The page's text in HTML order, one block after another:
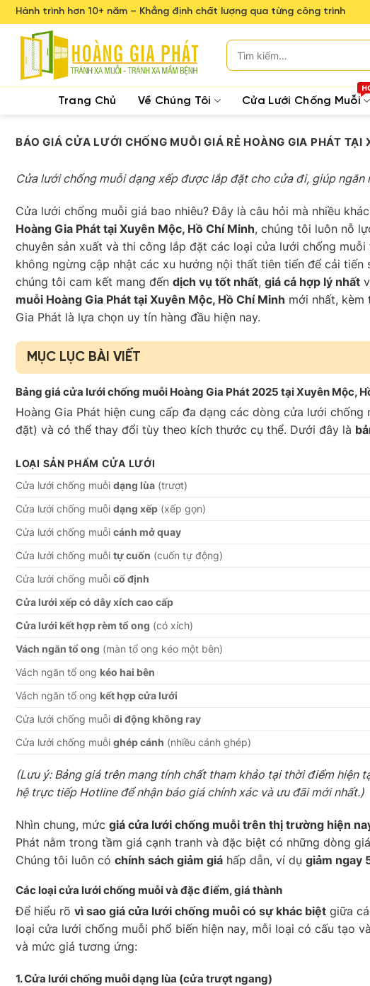
Skip
to
content
Hành trình hơn 10+ năm – Khẳng định chất lượng qua từng công trình
kiếm:
Trang Chủ Về Chúng Tôi Cửa Lưới Chống Muỗi
BÁO GIÁ CỬA LƯỚI CHỐNG MUỖI GIÁ RẺ HOÀNG GIA PHÁT TẠI
Cửa lưới chống muỗi dạng xếp được lắp đặt cho cửa đi, giúp
Cửa lưới chống muỗi giá bao nhiêu? Đây là câu hỏi mà nhiều
Hoàng Gia Phát tại Xuyên Mộc, Hồ Chí Minh, chúng tôi luôn nỗ
chuyên sản xuất và thi công lắp đặt các loại cửa lưới chống
không ngừng cập nhật các xu hướng nội thất tiên tiến để cải
chúng tôi cam kết mang đến dịch vụ tốt nhất, giá cả hợp lý nhất
muỗi Hoàng Gia Phát tại Xuyên Mộc, Hồ Chí Minh mới nhất,
Gia Phát là lựa chọn uy tín hàng đầu hiện nay.
MỤC LỤC BÀI VIẾT
Bảng giá cửa lưới chống muỗi Hoàng Gia Phát 2025 tại Xuyên Mộc,
Hoàng Gia Phát hiện cung cấp đa dạng các dòng cửa lưới chống
đặt) và có thể thay đổi tùy theo kích thước cụ thể. Dưới đây là
LOẠI SẢN PHẨM CỬA LƯỚI
Cửa lưới chống muỗi dạng lùa (trượt)
Cửa lưới chống muỗi dạng xếp (xếp gọn)
Cửa lưới chống muỗi cánh mở quay
Cửa lưới chống muỗi tự cuốn (cuốn tự động)
Cửa lưới chống muỗi cố định
Cửa lưới xếp có dây xích cao cấp
Cửa lưới kết hợp rèm tổ ong (có xích)
Vách ngăn tổ ong (màn tổ ong kéo một bên)
Vách ngăn tổ ong kéo hai bên
Vách ngăn tổ ong kết hợp cửa lưới
Cửa lưới chống muỗi di động không ray
Cửa lưới chống muỗi ghép cánh (nhiều cánh ghép)
(Lưu ý: Bảng giá trên mang tính chất tham khảo tại thời điểm
hệ trực tiếp Hotline để nhận báo giá chính xác và ưu đãi mới nhất.)
Nhìn chung, mức giá cửa lưới chống muỗi trên thị trường hiện
Phát nằm trong tầm giá cạnh tranh và đặc biệt có những dòng
Chúng tôi luôn có chính sách giảm giá hấp dẫn, ví dụ giảm ngay
Các loại cửa lưới chống muỗi và đặc điểm, giá thành
Để hiểu rõ vì sao giá cửa lưới chống muỗi có sự khác biệt giữa
loại cửa lưới chống muỗi phổ biến hiện nay, mỗi loại có cấu tạo
và mức giá tương ứng:
1. Cửa lưới chống muỗidạng lùa (cửa trượt ngang)